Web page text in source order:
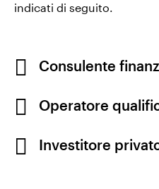
indicati di seguito.
Consulente
Operatore
Investitore